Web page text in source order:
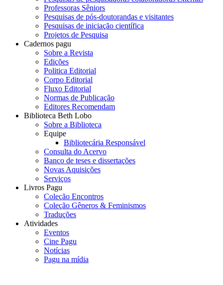
Professoras Sêniors
Pesquisas de pós-doutorandas e visitantes
Pesquisas de iniciação científica
Projetos de Pesquisa
Cadernos pagu
Sobre a Revista
Edições
Politica Editorial
Corpo Editorial
Fluxo Editorial
Normas de Publicação
Editores Recomendam
Biblioteca Beth Lobo
Sobre a Biblioteca
Equipe
Bibliotecária Responsável
Consulta do Acervo
Banco de teses e dissertações
Novas Aquisições
Serviços
Livros Pagu
Coleção Encontros
Coleção Gêneros & Feminismos
Traduções
Atividades
Eventos
Cine Pagu
Notícias
Pagu na mídia